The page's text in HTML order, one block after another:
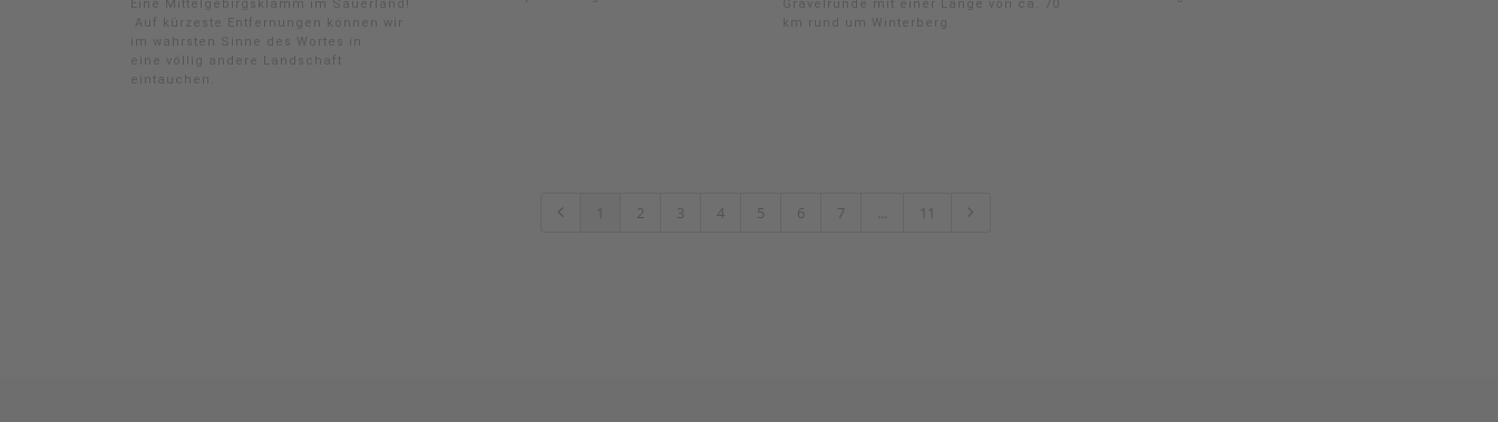
Eine Mittelgebirgsklamm im Sauerland!
Auf kürzeste Entfernungen können wir
im wahrsten Sinne des Wortes in
eine völlig andere Landschaft
eintauchen.
Gravelrunde mit einer Länge von ca. 70
km rund um Winterberg.
1 2 3 4 5 6 7 ... 11